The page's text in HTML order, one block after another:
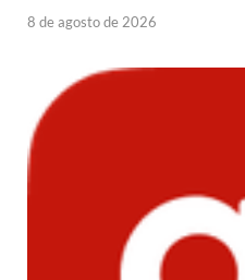
8 de agosto de 2026